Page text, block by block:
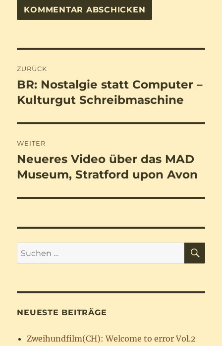
ZURÜCK
Vorheriger
Beitrag:
BR: Nostalgie statt Computer –
Kulturgut Schreibmaschine
WEITER
Nächster
Beitrag:
Neueres Video über das MAD
Museum, Stratford upon Avon
Suchen
nach:
NEUESTE BEITRÄGE
Zweihundfilm(CH): Welcome to error Vol.2